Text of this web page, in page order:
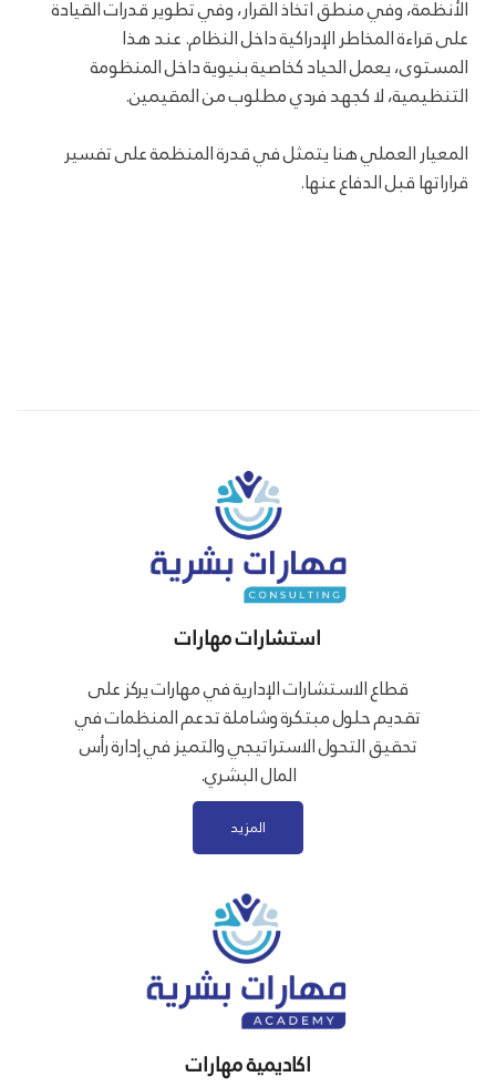
الأنظمة، وفي منطق اتخاذ القرار، وفي تطوير قدرات القيادة
على قراءة المخاطر الإدراكية داخل النظام. عند هذا
المستوى، يعمل الحياد كخاصية بنيوية داخل المنظومة
التنظيمية، لا كجهد فردي مطلوب من المقيمين.
المعيار العملي هنا يتمثل في قدرة المنظمة على تفسير
قراراتها قبل الدفاع عنها.
استشارات مهارات
قطاع الاستشارات الإدارية في مهارات يركز على
تقديم حلول مبتكرة وشاملة تدعم المنظمات في
تحقيق التحول الاستراتيجي والتميز في إدارة رأس
المال البشري.
المزيد
اكاديمية مهارات